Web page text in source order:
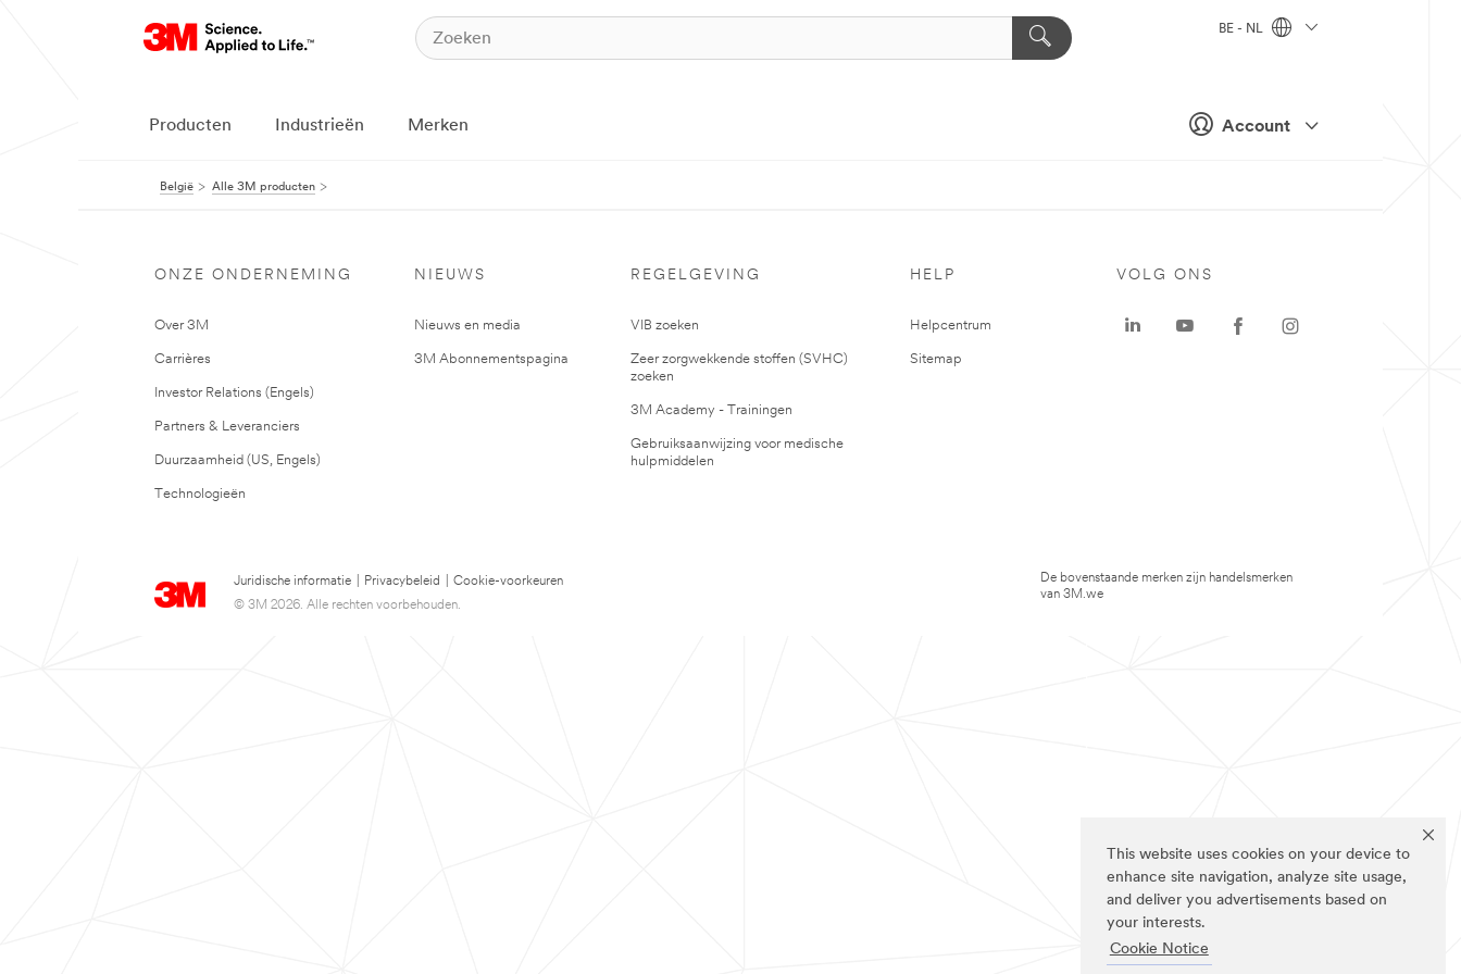
This website uses cookies on your device to
enhance site navigation, analyze site usage,
and deliver you advertisements based on
your interests.
Cookie Notice
Account
BE - NL
Producten Industrieën Merken
België Alle 3M producten
ONZE ONDERNEMING
Over 3M
Carrières
Investor Relations (Engels)
Partners & Leveranciers
Duurzaamheid (US, Engels)
Technologieën
NIEUWS
Nieuws en media
3M Abonnementspagina
REGELGEVING
VIB zoeken
Zeer zorgwekkende stoffen (SVHC)
zoeken
3M Academy - Trainingen
Gebruiksaanwijzing voor medische
hulpmiddelen
HELP
Helpcentrum
Sitemap
Juridische informatie Privacybeleid
Cookie-voorkeuren
© 3M 2026. Alle rechten voorbehouden.
VOLG ONS
De bovenstaande merken zijn handelsmerken
van 3M.we